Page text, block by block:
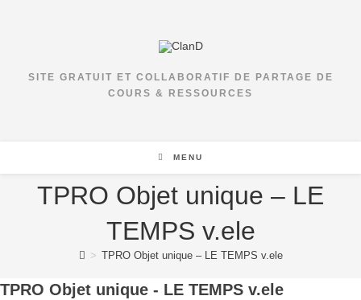
SITE GRATUIT ET COLLABORATIF DE PARTAGE DE
COURS & RESSOURCES
MENU
TPRO Objet unique – LE
TEMPS v.ele
> TPRO Objet unique – LE TEMPS v.ele
TPRO Objet unique - LE TEMPS v.ele